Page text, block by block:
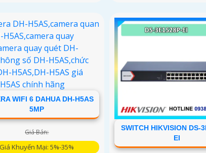
WIFI 6 DAHUA DH-H5AS
5MP
Giá Bán:
Giá Khuyến Mại: 5%-35%
SWITCH HIKVISION DS-
EI